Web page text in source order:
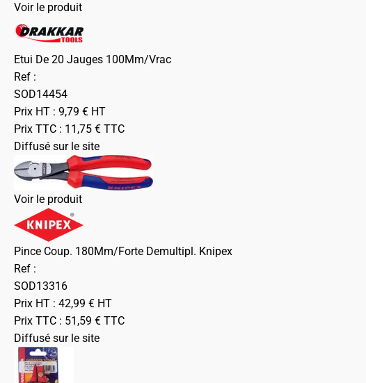
Voir le produit
Etui De 20 Jauges 100Mm/Vrac
Ref :
SOD14454
Prix HT : 9,79 € HT
Prix TTC : 11,75 € TTC
Diffusé sur le site
Voir le produit
Pince Coup. 180Mm/Forte Demultipl. Knipex
Ref :
SOD13316
Prix HT : 42,99 € HT
Prix TTC : 51,59 € TTC
Diffusé sur le site